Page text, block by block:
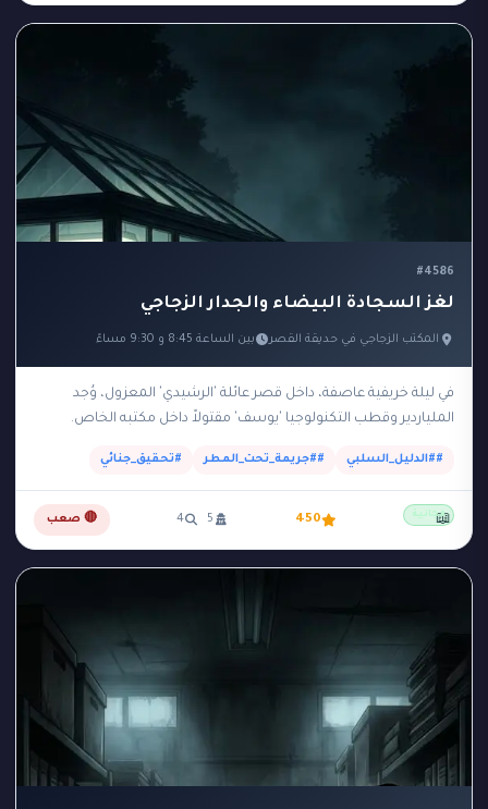
#4586
لغز السجادة البيضاء والجدار الزجاجي
المكتب الزجاجي في حديقة القصر بين الساعة 8:45 و 9:30 مساءً
في ليلة خريفية عاصفة، داخل قصر عائلة 'الرشيدي' المعزول، وُجد
الملياردير وقطب التكنولوجيا 'يوسف' مقتولاً داخل مكتبه الخاص.
##الدليل_السلبي ##جريمة_تحت_المطر #تحقيق_جنائي
مجانية 450
5
4 🔴 صعب 📖